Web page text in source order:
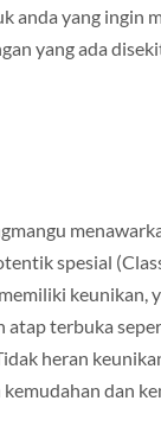
anda yang ingin
yang ada
spesial
keunikan,
atap terbuka
heran
dan